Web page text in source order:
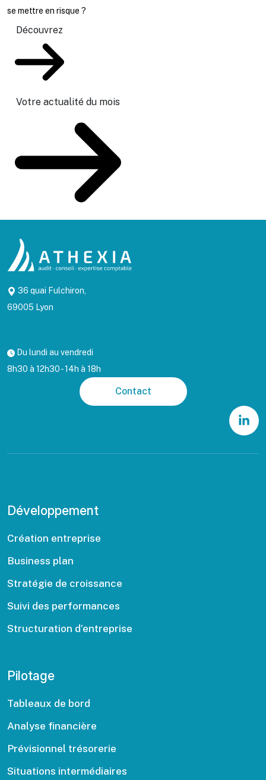
se mettre en risque ?
Découvrez
Votre actualité du mois
36 quai Fulchiron,
69005 Lyon
Du lundi au vendredi
8h30 à 12h30 - 14h à 18h
Contact
Développement
Création entreprise
Business plan
Stratégie de croissance
Suivi des performances
Structuration d’entreprise
Pilotage
Tableaux de bord
Analyse financière
Prévisionnel trésorerie
Situations intermédiaires